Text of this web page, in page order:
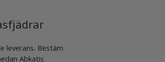
leverans. Bestäm
Abkatis